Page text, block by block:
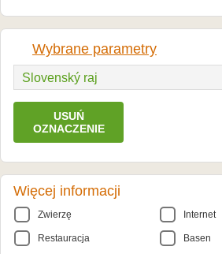
Wybrane parametry
Slovenský raj
USUŃ
OZNACZENIE
Więcej informacji
Zwierzę Internet
Restauracja Basen